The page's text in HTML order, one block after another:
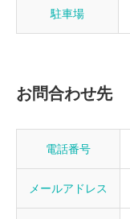
駐車場
お問合わせ先
電話番号
メールアドレス